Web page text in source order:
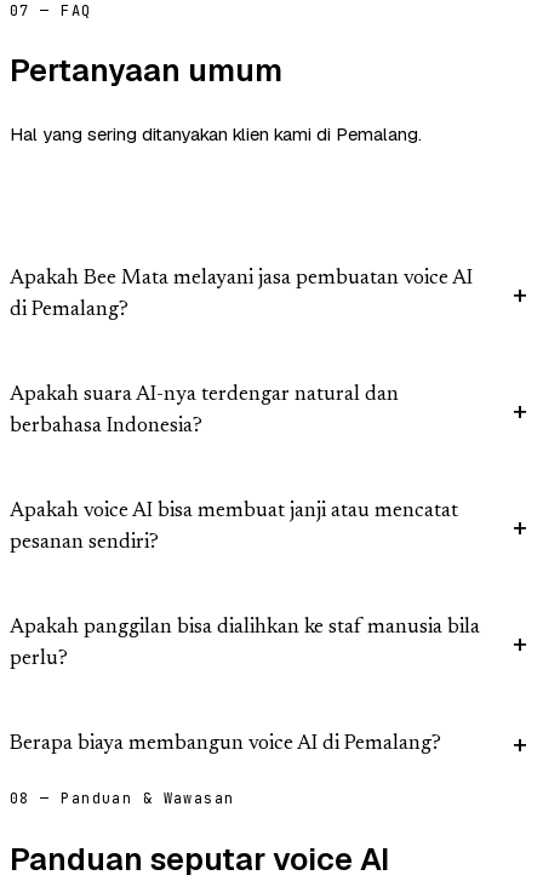
07 — FAQ
Pertanyaan umum
Hal yang sering ditanyakan klien kami di Pemalang.
Apakah Bee Mata melayani jasa pembuatan voice AI
di Pemalang?
Apakah suara AI-nya terdengar natural dan
berbahasa Indonesia?
Apakah voice AI bisa membuat janji atau mencatat
pesanan sendiri?
Apakah panggilan bisa dialihkan ke staf manusia bila
perlu?
Berapa biaya membangun voice AI di Pemalang?
08 — Panduan & Wawasan
Panduan seputar voice AI